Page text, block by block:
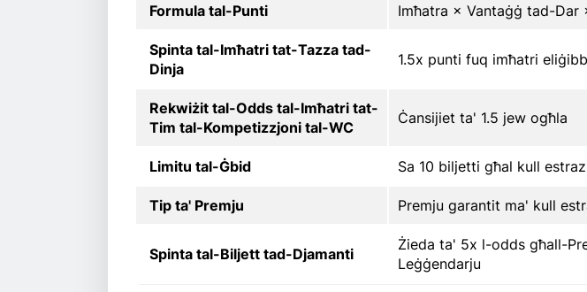
Formula tal-Punti Imħatra × Vantaġġ tad-Dar
Spinta tal-Imħatri tat-Tazza tad-
Dinja
1.5x punti fuq imħatri
Rekwiżit tal-Odds tal-Imħatri tat-
Tim tal-Kompetizzjoni tal-WC
Ċansijiet ta' 1.5 jew ogħla
Limitu tal-Ġbid Sa 10 biljetti għal kull
Tip ta' Premju Premju garantit ma' kull
Spinta tal-Biljett tad-Djamanti
Żieda ta' 5x l-odds għall-
Leġġendarju